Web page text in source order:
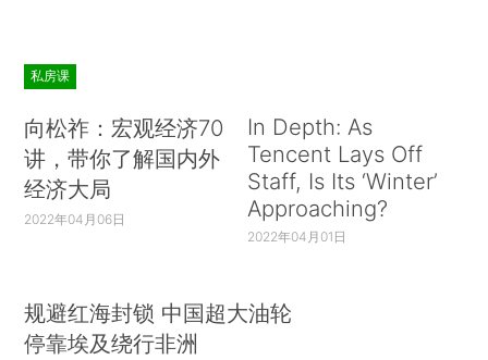
私房课
向松祚：宏观经济70
讲，带你了解国内外
经济大局
2022年04月06日
In Depth: As
Tencent Lays Off
Staff, Is Its ‘Winter’
Approaching?
2022年04月01日
规避红海封锁 中国超大油轮
停靠埃及绕行非洲